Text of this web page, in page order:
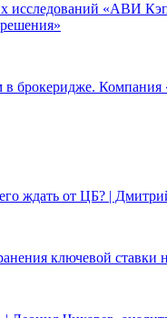
исследований «АВИ
в брокеридже.
ждать от ЦБ? |
ключевой